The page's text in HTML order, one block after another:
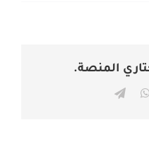
المنصة.
WhatsApp
Telegram